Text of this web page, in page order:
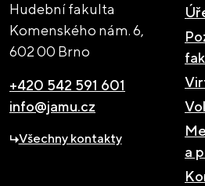
Hudební fakulta
Komenského nám. 6,
602 00 Brno
+420 542 591 601
info@jamu.cz
Všechny kontakty
a